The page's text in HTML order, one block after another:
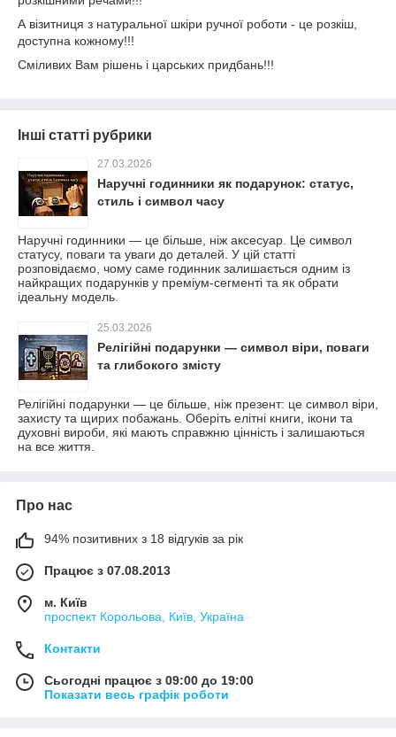
А візитниця з натуральної шкіри ручної роботи - це розкіш,
доступна кожному!!!
Сміливих Вам рішень і царських придбань!!!
Інші статті рубрики
27.03.2026
Наручні годинники як подарунок: статус,
стиль і символ часу
Наручні годинники — це більше, ніж аксесуар. Це символ
статусу, поваги та уваги до деталей. У цій статті
розповідаємо, чому саме годинник залишається одним із
найкращих подарунків у преміум-сегменті та як обрати
ідеальну модель.
25.03.2026
Релігійні подарунки — символ віри, поваги
та глибокого змісту
Релігійні подарунки — це більше, ніж презент: це символ віри,
захисту та щирих побажань. Оберіть елітні книги, ікони та
духовні вироби, які мають справжню цінність і залишаються
на все життя.
Про нас
94% позитивних з 18 відгуків за рік
Працює з 07.08.2013
м. Київ
проспект Корольова, Київ, Україна
Контакти
Сьогодні працює з 09:00 до 19:00
Показати весь графік роботи